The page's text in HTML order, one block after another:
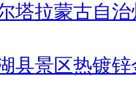
塔拉蒙古自
县景区热镀